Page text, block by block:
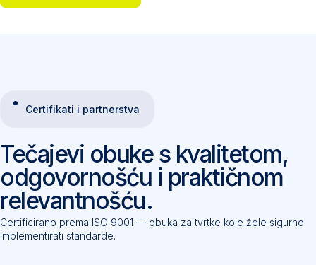
Certifikati i partnerstva
Tečajevi obuke s kvalitetom,
odgovornošću i praktičnom
relevantnošću.
Certificirano prema ISO 9001 — obuka za tvrtke koje žele sigurno
implementirati standarde.